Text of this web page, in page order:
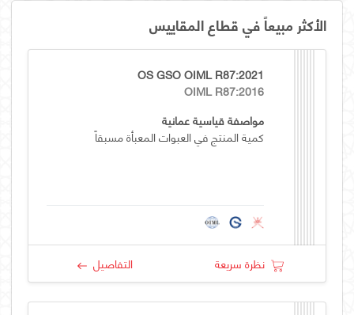
الأكثر مبيعاً في قطاع المقاييس
OS GSO OIML R87:2021
OIML R87:2016
مواصفة قياسية عمانية
كمية المنتج في العبوات المعبأة مسبقاً
نظرة سريعة التفاصيل